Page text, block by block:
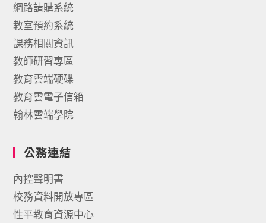
網路請購系統
教室預約系統
課務相關資訊
教師研習專區
教育雲端硬碟
教育雲電子信箱
翰林雲端學院
公務連結
內控聲明書
校務資料開放專區
性平教育資源中心